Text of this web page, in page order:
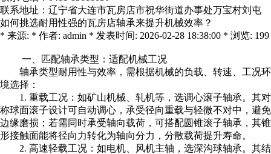
联系地址：辽宁省大连市瓦房店市祝华街道办事处万宝村刘屯
如何挑选耐用性强的瓦房店轴承来提升机械效率？
* 来源: * 作者: admin * 发表时间: 2026-02-28 18:38:00 * 浏览: 199
一、匹配轴承类型：适配机械工况
轴承类型耐用性与效率，需根据机械的负载、转速、工况环
境选择：
1. 重载工况：如矿山机械、轧机等，选调心滚子轴承。其对
称球面滚子设计可自动调心，承受径向重载与轻微不对中，避免
边缘磨损；若需同时承受轴向载荷，可搭配圆锥滚子轴承，其锥
形接触面能将径向力转化为轴向分力，分散载荷提升寿命。
2. 高速轻载工况：如电机、风机主轴，选深沟球轴承。其结